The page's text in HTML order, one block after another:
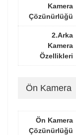
Kamera
Çözünürlüğü
2.Arka
Kamera
Özellikleri
Ön Kamera
Ön Kamera
Çözünürlüğü